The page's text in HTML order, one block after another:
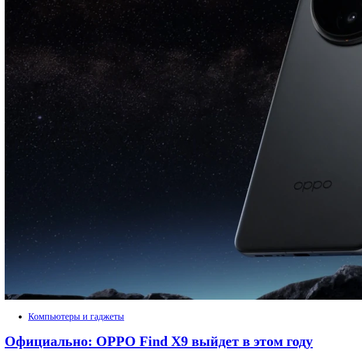
Компьютеры и гаджеты
Официально: OPPO Find X9 выйдет в этом году